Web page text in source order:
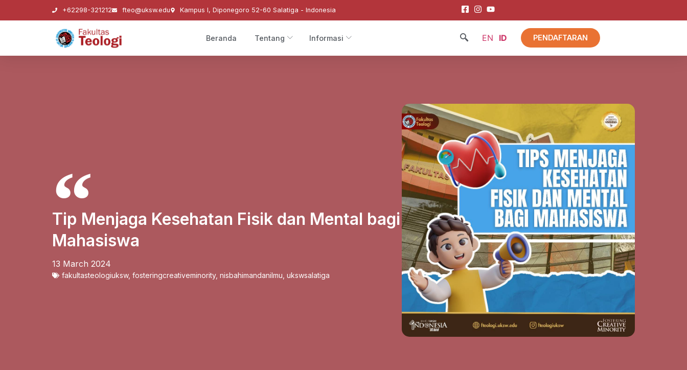
+62298-321212 fteo@uksw.edu Kampus I, Diponegoro 52-60 Salatiga - Indonesia
Beranda Tentang Informasi EN ID PENDAFTARAN
Tip Menjaga Kesehatan Fisik dan Mental bagi
Mahasiswa
13 March 2024
fakultasteologiuksw, fosteringcreativeminority, nisbahimandanilmu ukswsalatiga